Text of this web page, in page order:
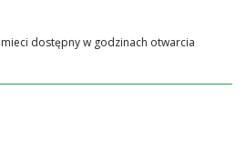
dostępny w godzinach otwarcia